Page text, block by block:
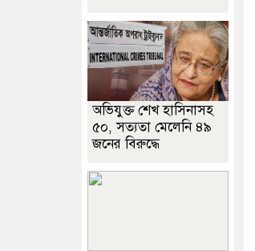
অভিযুক্ত শেখ হাসিনাসহ
৫০, সত্যতা মেলেনি ৪৯
জনের বিরুদ্ধে